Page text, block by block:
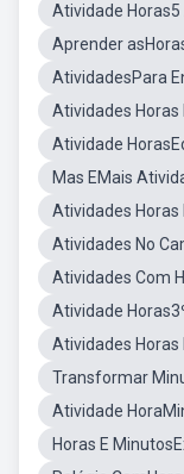
Atividade Horas5
Aprender
AtividadesPara
Atividades Horas
Atividade
Mas EMais
Atividades
Atividades No
Atividades Com
Atividade
Atividades Horas
Transformar
Atividade
Horas E